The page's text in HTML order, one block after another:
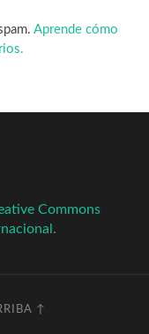
Aprende cómo
Commons
.
↑